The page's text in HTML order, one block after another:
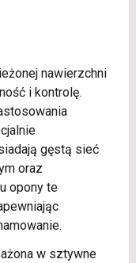
nawierzchni
i kontrolę.
gęstą sieć
oraz
opony te
w sztywne